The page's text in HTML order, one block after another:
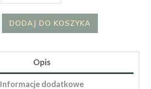
DODAJ DO KOSZYKA
Opis
Informacje dodatkowe